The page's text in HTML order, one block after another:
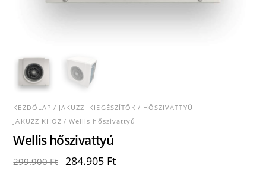
KEZDŐLAP / JAKUZZI KIEGÉSZÍTŐK / HŐSZIVATTYÚ
JAKUZZIKHOZ/ Wellis hőszivattyú
Wellis hőszivattyú
299.900Ft
Original
284.905 FtCurrent